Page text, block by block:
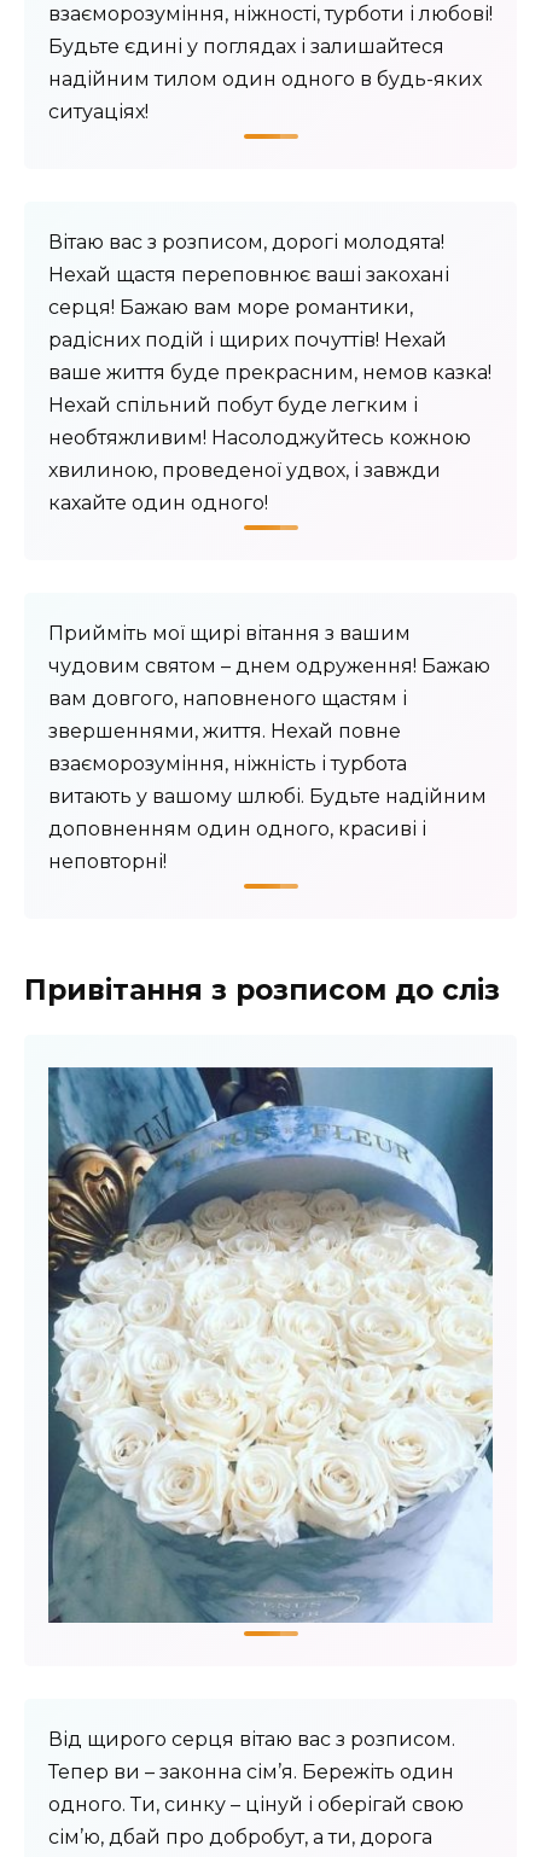
взаєморозуміння, ніжності, турботи і любові!
Будьте єдині у поглядах і залишайтеся
надійним тилом один одного в будь-яких
ситуаціях!
Вітаю вас з розписом, дорогі молодята!
Нехай щастя переповнює ваші закохані
серця! Бажаю вам море романтики,
радісних подій і щирих почуттів! Нехай
ваше життя буде прекрасним, немов казка!
Нехай спільний побут буде легким і
необтяжливим! Насолоджуйтесь кожною
хвилиною, проведеної удвох, і завжди
кахайте один одного!
Прийміть мої щирі вітання з вашим
чудовим святом – днем ​​одруження! Бажаю
вам довгого, наповненого щастям і
звершеннями, життя. Нехай повне
взаєморозуміння, ніжність і турбота
витають у вашому шлюбі. Будьте надійним
доповненням один одного, красиві і
неповторні!
Привітання з розписом до сліз
Від щирого серця вітаю вас з розписом.
Тепер ви – законна сім’я. Бережіть один
одного. Ти, синку – цінуй і оберігай свою
сім’ю, дбай про добробут, а ти, дорога